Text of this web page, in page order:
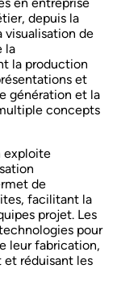
en entreprise
depuis la
visualisation de
la
la production
et
génération et la
concepts
exploite
de
facilitant la
projet. Les
pour
leur fabrication,
réduisant les